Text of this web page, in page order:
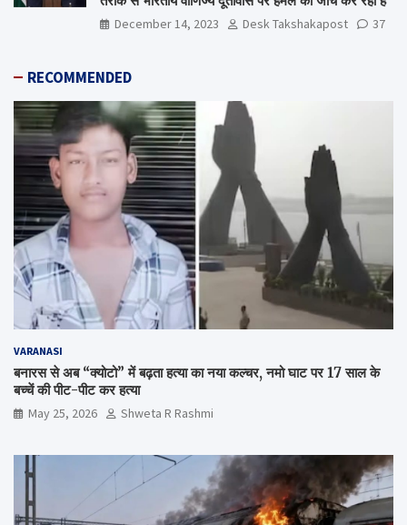
December 14, 2023 Desk Takshakapost 37
RECOMMENDED
VARANASI
बनारस से अब “क्योटो” में बढ़ता हत्या का नया कल्चर, नमो घाट पर 17 साल के
बच्चें की पीट-पीट कर हत्या
May 25, 2026 Shweta R Rashmi